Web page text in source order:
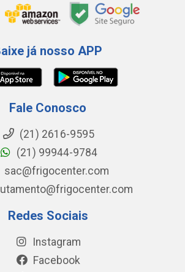
já nosso APP
Fale Conosco
(21) 2616-9595
(21) 99944-9784
sac@frigocenter.com
Redes Sociais
Instagram
Facebook